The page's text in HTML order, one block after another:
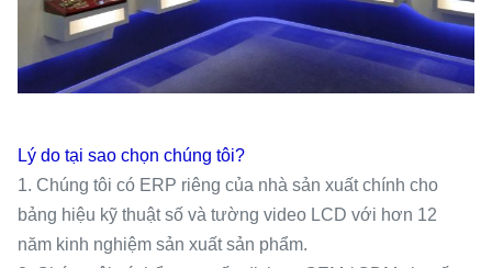
Lý do tại sao chọn chúng tôi?
1. Chúng tôi có ERP riêng của nhà sản xuất chính cho
bảng hiệu kỹ thuật số và tường video LCD với hơn 12
năm kinh nghiệm sản xuất sản phẩm.